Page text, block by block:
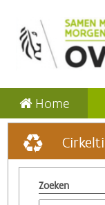
Home
Zoeken